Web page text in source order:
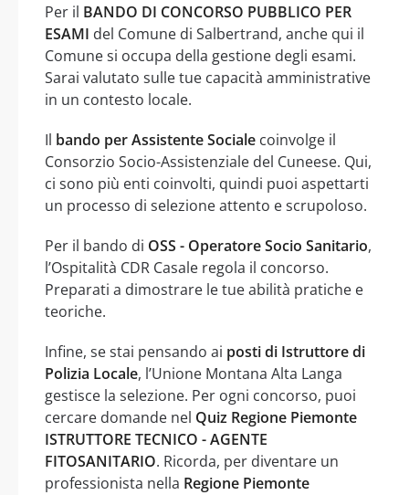
Per il BANDO DI CONCORSO PUBBLICO PER
ESAMI del Comune di Salbertrand, anche qui il
Comune si occupa della gestione degli esami.
Sarai valutato sulle tue capacità amministrative
in un contesto locale.
Il bando per Assistente Sociale coinvolge il
Consorzio Socio-Assistenziale del Cuneese. Qui,
ci sono più enti coinvolti, quindi puoi aspettarti
un processo di selezione attento e scrupoloso.
Per il bando di OSS - Operatore Socio Sanitario,
l’Ospitalità CDR Casale regola il concorso.
Preparati a dimostrare le tue abilità pratiche e
teoriche.
Infine, se stai pensando ai posti di Istruttore di
Polizia Locale, l’Unione Montana Alta Langa
gestisce la selezione. Per ogni concorso, puoi
cercare domande nel Quiz Regione Piemonte
ISTRUTTORE TECNICO - AGENTE
FITOSANITARIO. Ricorda, per diventare un
professionista nella Regione Piemonte